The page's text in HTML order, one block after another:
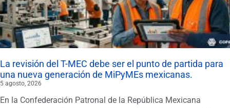
La revisión del T-MEC debe ser el punto de partida para
una nueva generación de MiPyMEs mexicanas.
5 agosto, 2026
En la Confederación Patronal de la República Mexicana